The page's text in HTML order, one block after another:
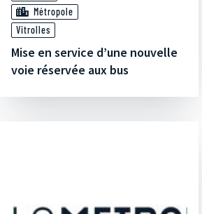
Métropole
Vitrolles
Mise en service d’une nouvelle
voie réservée aux bus